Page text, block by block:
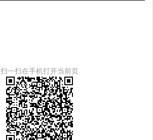
扫一扫在手机打开当前页